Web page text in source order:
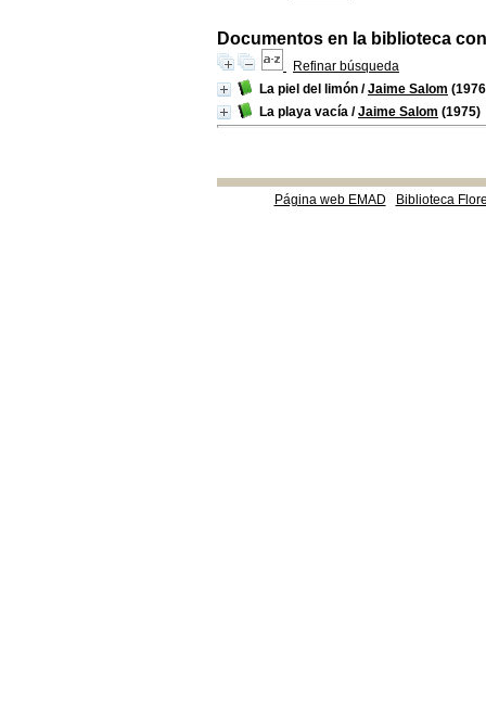
Documentos en la biblioteca
Refinar búsqueda
La piel del limón /Jaime Salom
La playa vacía /Jaime Salom (1975)
Página web EMAD Biblioteca